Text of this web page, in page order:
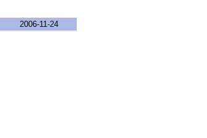
2006-11-24